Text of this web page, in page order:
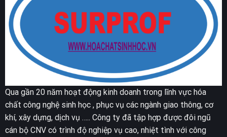
Qua gần 20 năm hoạt động kinh doanh trong lĩnh vực hóa
chất công nghệ sinh học , phục vụ các ngành giao thông, cơ
khí, xây dựng, dịch vụ ….. Công ty đã tập hợp được đôi ngũ
cán bộ CNV có trình độ nghiệp vụ cao, nhiệt tình với công